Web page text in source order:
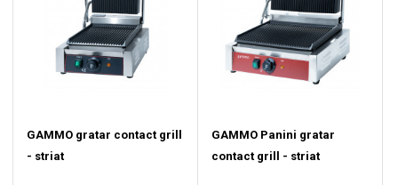
GAMMO gratar contact grill
- striat
GAMMO Panini gratar
contact grill - striat